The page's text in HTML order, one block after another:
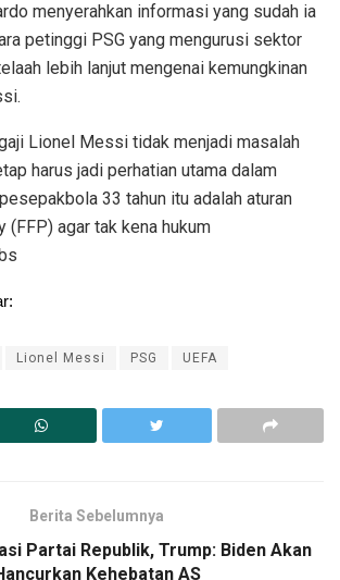
menyerahkan informasi yang sudah ia
petinggi PSG yang mengurusi sektor
lebih lanjut mengenai kemungkinan
Lionel Messi tidak menjadi masalah
harus jadi perhatian utama dalam
33 tahun itu adalah aturan
(FFP) agar tak kena hukum
Lionel Messi PSG UEFA
Berita Sebelumnya
Partai Republik, Trump: Biden Akan
Kehebatan AS